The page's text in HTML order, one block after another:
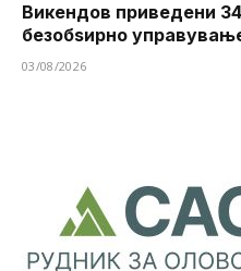
Викендов приведени
безобѕирно
03/08/2026